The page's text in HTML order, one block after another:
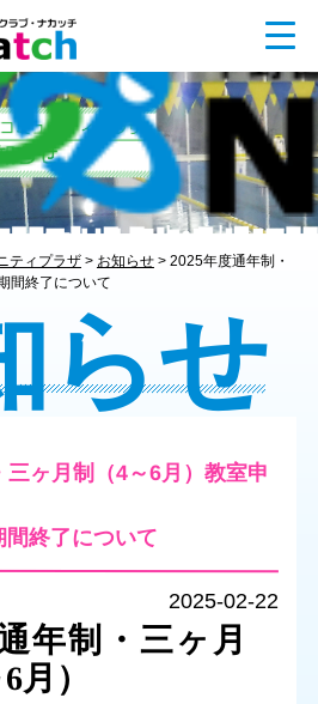
ティプラザ> お知らせ> 2025年度通年制・
間終了について
らせ
ヶ月制（4～6月）教室申
間終了について
2025-02-22
年制・三ヶ月
月）